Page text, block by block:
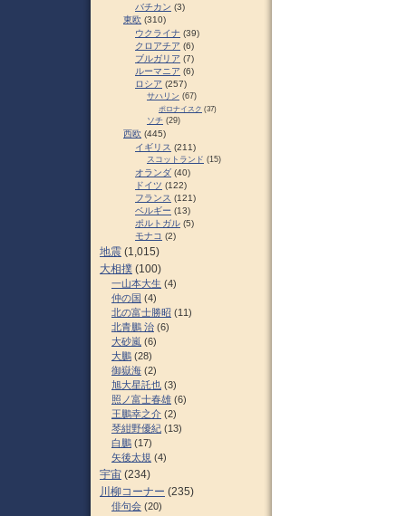
バチカン (3)
東欧 (310)
ウクライナ (39)
クロアチア (6)
ブルガリア (7)
ルーマニア (6)
ロシア (257)
サハリン (67)
ポロナイスク (37)
ソチ (29)
西欧 (445)
イギリス (211)
スコットランド (15)
オランダ (40)
ドイツ (122)
フランス (121)
ベルギー (13)
ポルトガル (5)
モナコ (2)
地震 (1,015)
大相撲 (100)
一山本大生 (4)
仲の国 (4)
北の富士勝昭 (11)
北青鵬 治 (6)
大砂嵐 (6)
大鵬 (28)
御嶽海 (2)
旭大星託也 (3)
照ノ富士春雄 (6)
王鵬幸之介 (2)
琴紺野優紀 (13)
白鵬 (17)
矢後太規 (4)
宇宙 (234)
川柳コーナー (235)
俳句会 (20)